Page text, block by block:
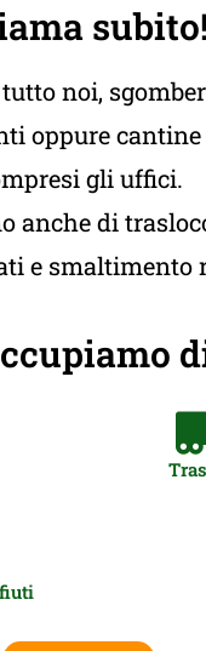
subito!
noi,
oppure
gli uffici.
anche di
e smaltimento